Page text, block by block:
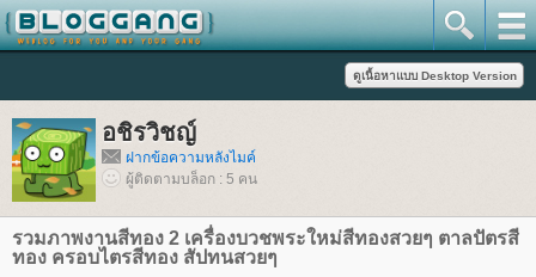
อชิรวิชญ์
ฝากข้อความหลังไมค์
ผู้ติดตามบล็อก : 5 คน
รวมภาพงานสีทอง 2 เครื่องบวชพระใหม่สีทองสวยๆ ตาลปัตรสี
ทอง ครอบไตรสีทอง สัปทนสวยๆ